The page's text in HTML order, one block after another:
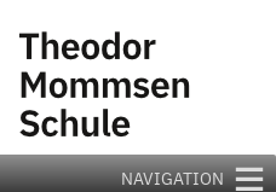
NAVIGATION